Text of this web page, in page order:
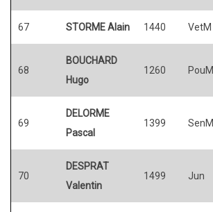
67 STORME Alain 1440 VetM
68
BOUCHARD
Hugo
1260 PouM
69
DELORME
Pascal
1399 SenM
70
DESPRAT
Valentin
1499 Jun